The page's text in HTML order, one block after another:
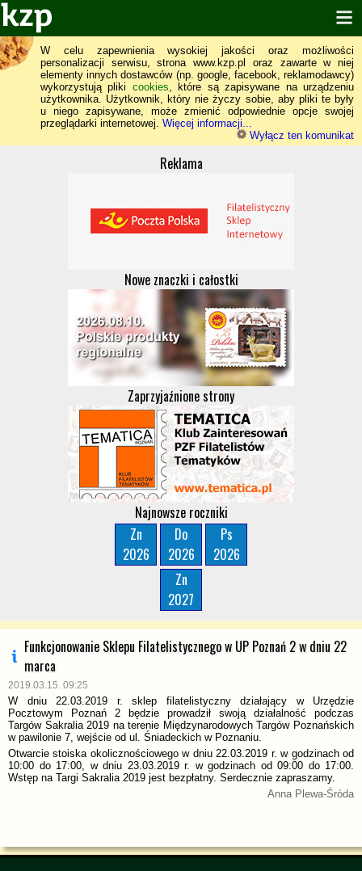
W celu zapewnienia wysokiej jakości oraz możliwości
personalizacji serwisu, strona www.kzp.pl oraz zawarte w niej
elementy innych dostawców (np. google, facebook, reklamodawcy)
wykorzystują pliki cookies, które są zapisywane na urządzeniu
użytkownika. Użytkownik, który nie życzy sobie, aby pliki te były
u niego zapisywane, może zmienić odpowiednie opcje swojej
przeglądarki internetowej. Więcej informacji...
Wyłącz ten komunikat
Reklama
Nowe znaczki i całostki
Zaprzyjaźnione strony
Najnowsze roczniki
Zn
2026
Do
2026
Ps
2026
Zn
2027
Funkcjonowanie Sklepu Filatelistycznego w UP Poznań 2 w dniu 22
marca
2019.03.15. 09:25
W dniu 22.03.2019 r. sklep filatelistyczny działający w Urzędzie
Pocztowym Poznań 2 będzie prowadził swoją działalność podczas
Targów Sakralia 2019 na terenie Międzynarodowych Targów Poznańskich
w pawilonie 7, wejście od ul. Śniadeckich w Poznaniu.
Otwarcie stoiska okolicznościowego w dniu 22.03.2019 r. w godzinach od
10:00 do 17:00, w dniu 23.03.2019 r. w godzinach od 09:00 do 17:00.
Wstęp na Targi Sakralia 2019 jest bezpłatny. Serdecznie zapraszamy.
Anna Plewa-Śróda